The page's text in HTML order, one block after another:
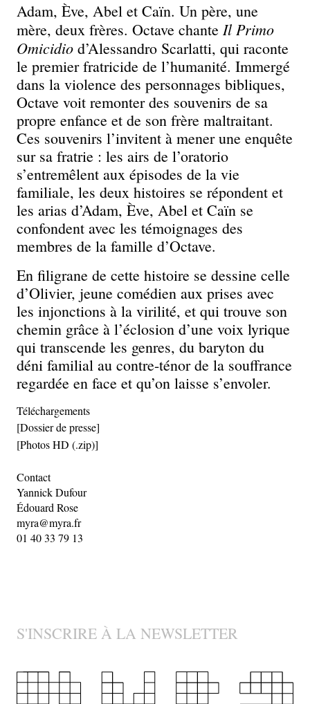
Adam, Ève, Abel et Caïn. Un père, une
mère, deux frères. Octave chante Il Primo
Omicidio d’Alessandro Scarlatti, qui raconte
le premier fratricide de l’humanité. Immergé
dans la violence des personnages bibliques,
Octave voit remonter des souvenirs de sa
propre enfance et de son frère maltraitant.
Ces souvenirs l’invitent à mener une enquête
sur sa fratrie : les airs de l’oratorio
s’entremêlent aux épisodes de la vie
familiale, les deux histoires se répondent et
les arias d’Adam, Ève, Abel et Caïn se
confondent avec les témoignages des
membres de la famille d’Octave.
En filigrane de cette histoire se dessine celle
d’Olivier, jeune comédien aux prises avec
les injonctions à la virilité, et qui trouve son
chemin grâce à l’éclosion d’une voix lyrique
qui transcende les genres, du baryton du
déni familial au contre-ténor de la souffrance
regardée en face et qu’on laisse s’envoler.
Téléchargements
[Dossier de presse]
[Photos HD (.zip)]
Contact
Yannick Dufour
Édouard Rose
myra@myra.fr
01 40 33 79 13
S'INSCRIRE À LA NEWSLETTER